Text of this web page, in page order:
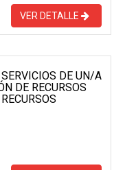
VER DETALLE
DE UN/A
DE RECURSOS